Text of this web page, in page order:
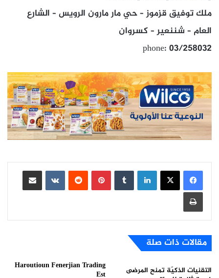
ملك توفيق قزموز – حي مار مارون الرويس – الشارع
العام – شننعير – كسروان
phone: 03/258032
لينكدإن بينتيريست
مشاركة عبر البريد
طباعة
مقالات ذات صلة
التقنيات الذكيّة تمنح المرضى
Haroutioun Fenerjian Trading
Est